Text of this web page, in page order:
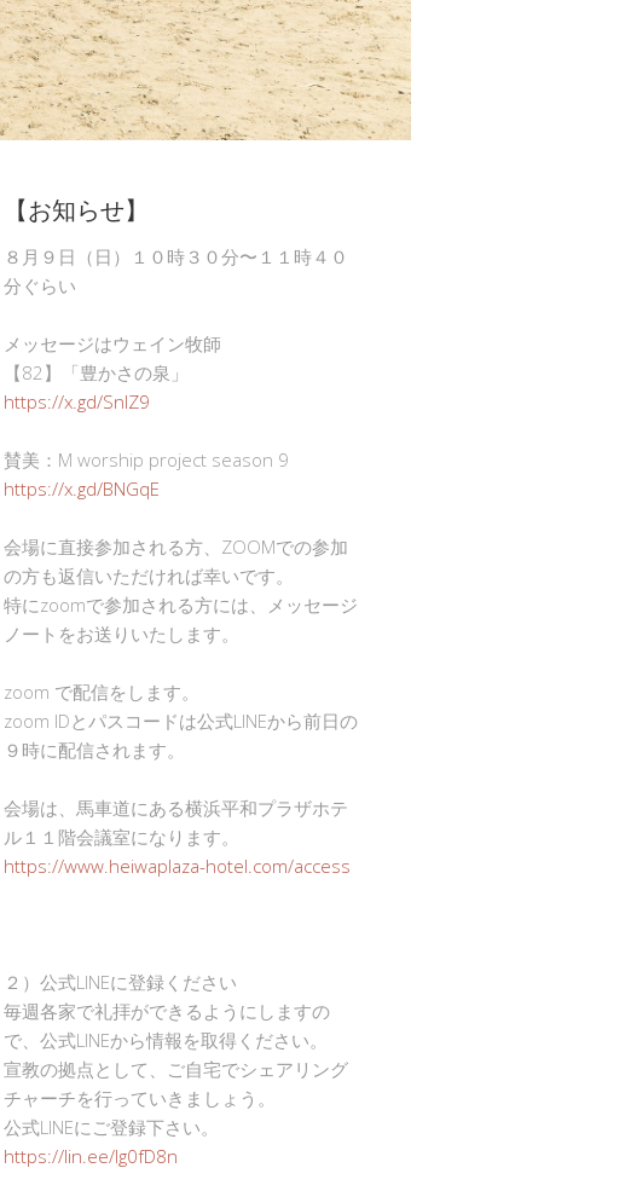
【お知らせ】
８月９日（日）１０時３０分〜１１時４０
分ぐらい
メッセージはウェイン牧師
【82】「豊かさの泉」
https://x.gd/SnlZ9
賛美：M worship project season 9
https://x.gd/BNGqE
会場に直接参加される方、ZOOMでの参加
の方も返信いただければ幸いです。
特にzoomで参加される方には、メッセージ
ノートをお送りいたします。
zoom で配信をします。
zoom IDとパスコードは公式LINEから前日の
９時に配信されます。
会場は、馬車道にある横浜平和プラザホテ
ル１１階会議室になります。
https://www.heiwaplaza-hotel.com/access
２）公式LINEに登録ください
毎週各家で礼拝ができるようにしますの
で、公式LINEから情報を取得ください。
宣教の拠点として、ご自宅でシェアリング
チャーチを行っていきましょう。
公式LINEにご登録下さい。
https://lin.ee/Ig0fD8n